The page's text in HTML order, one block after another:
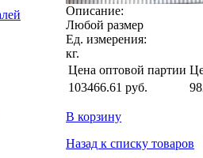
Описание:
Любой размер
Ед. измерения:
кг.
Цена оптовой партии
103466.61 руб.
В корзину
Назад к списку товаров